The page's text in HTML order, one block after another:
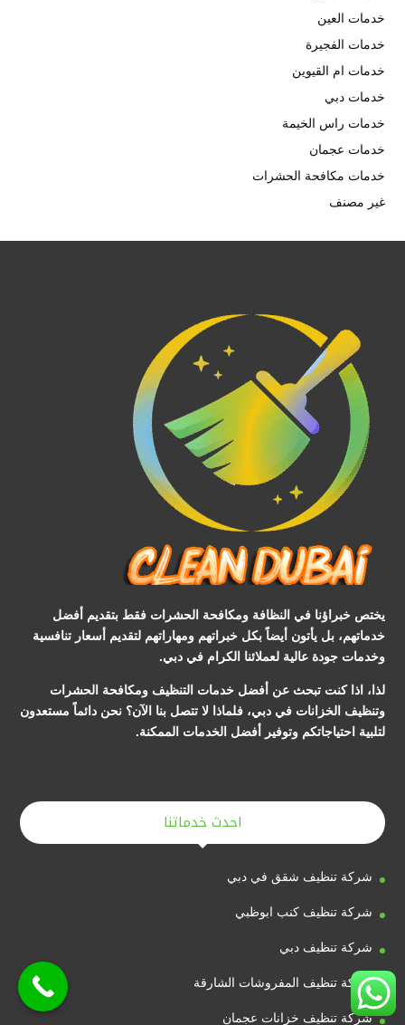
خدمات العين
خدمات الفجيرة
خدمات ام القيوين
خدمات دبي
خدمات راس الخيمة
خدمات عجمان
خدمات مكافحة الحشرات
غير مصنف
يختص خبراؤنا في النظافة ومكافحة الحشرات فقط بتقديم أفضل
خدماتهم، بل يأتون أيضاً بكل خبراتهم ومهاراتهم لتقديم أسعار تنافسية
وخدمات جودة عالية لعملائنا الكرام في دبي.
لذا، اذا كنت تبحث عن أفضل خدمات التنظيف ومكافحة الحشرات
وتنظيف الخزانات في دبي، فلماذا لا تتصل بنا الآن؟ نحن دائماً مستعدون
لتلبية احتياجاتكم وتوفير أفضل الخدمات الممكنة.
احدث خدماتنا
شركة تنظيف شقق في دبي
شركة تنظيف كنب ابوظبي
شركة تنظيف دبي
شركة تنظيف المفروشات الشارقة
شركة تنظيف خزانات عجمان